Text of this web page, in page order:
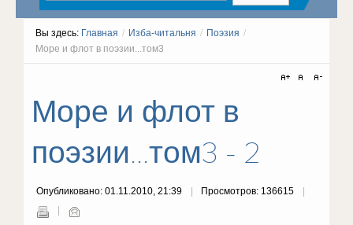
Вы здесь: Главная / Изба-читальня / Поэзия /
Море и флот в поэзии...том3
Море и флот в
поэзии...том3 - 2
Опубликовано: 01.11.2010, 21:39 Просмотров: 136615